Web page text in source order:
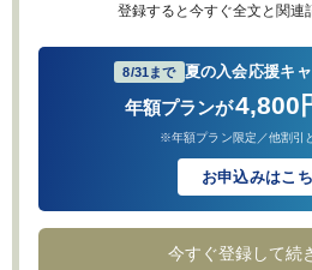
登録すると今すぐ全文と関連
8/31まで 夏の入会応援キ
年額プランが4,800
※年額プラン限定／他割引
お申込みはこ
今すぐ登録して続